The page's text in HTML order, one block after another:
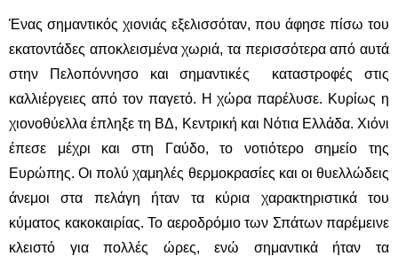
Ένας σημαντικός χιονιάς εξελισσόταν, που άφησε πίσω του
εκατοντάδες αποκλεισμένα χωριά, τα περισσότερα από αυτά
στην Πελοπόννησο και σημαντικές καταστροφές στις
καλλιέργειες από τον παγετό. Η χώρα παρέλυσε. Κυρίως η
χιονοθύελλα έπληξε τη ΒΔ, Κεντρική και Νότια Ελλάδα. Χιόνι
έπεσε μέχρι και στη Γαύδο, το νοτιότερο σημείο της
Ευρώπης. Οι πολύ χαμηλές θερμοκρασίες και οι θυελλώδεις
άνεμοι στα πελάγη ήταν τα κύρια χαρακτηριστικά του
κύματος κακοκαιρίας. Το αεροδρόμιο των Σπάτων παρέμεινε
κλειστό για πολλές ώρες, ενώ σημαντικά ήταν τα